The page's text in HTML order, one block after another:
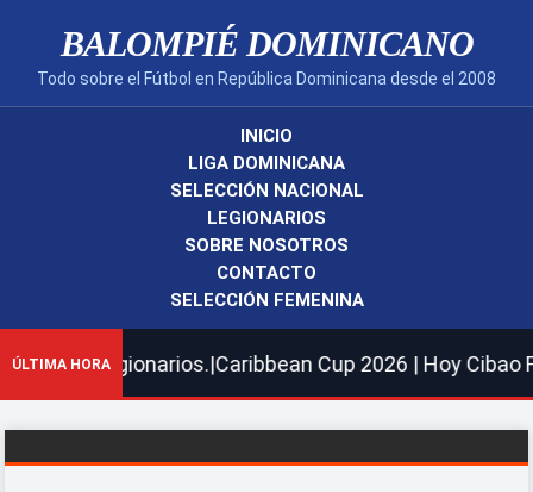
BALOMPIÉ DOMINICANO
Todo sobre el Fútbol en República Dominicana desde el 2008
INICIO
LIGA DOMINICANA
SELECCIÓN NACIONAL
LEGIONARIOS
SOBRE NOSOTROS
CONTACTO
SELECCIÓN FEMENINA
ÚLTIMA HORA Cup 2026 | Hoy Cibao FC recibe al